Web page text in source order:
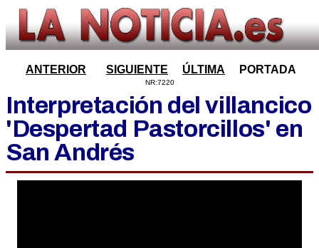
ANTERIOR SIGUIENTE ÚLTIMA PORTADA
NR:7220
Interpretación del villancico
'Despertad Pastorcillos' en
San Andrés